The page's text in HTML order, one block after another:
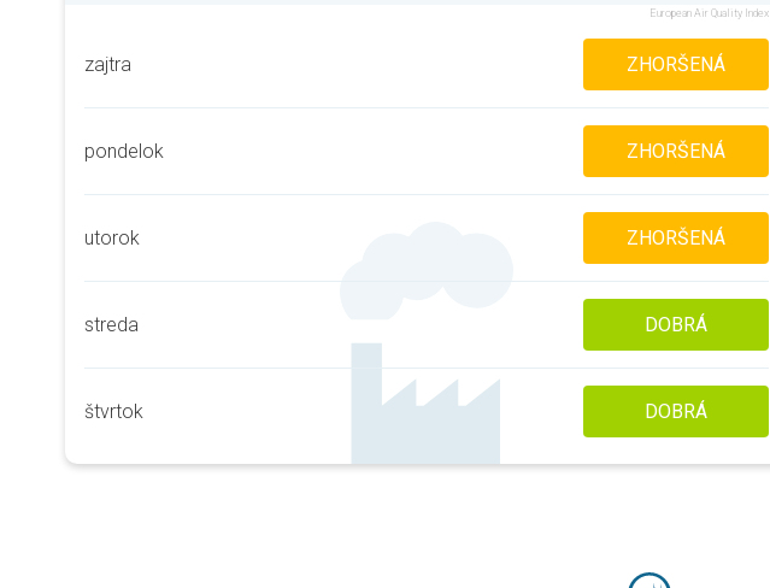
European Air Quality Index
zajtra ZHORŠENÁ
pondelok ZHORŠENÁ
utorok ZHORŠENÁ
streda DOBRÁ
štvrtok DOBRÁ